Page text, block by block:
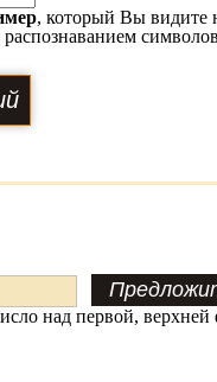
, который Вы видите
над первой,